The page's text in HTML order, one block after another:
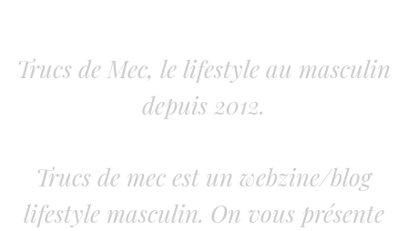
Trucs de Mec, le lifestyle au masculin
depuis 2012.
Trucs de mec est un webzine/blog
lifestyle masculin. On vous présente